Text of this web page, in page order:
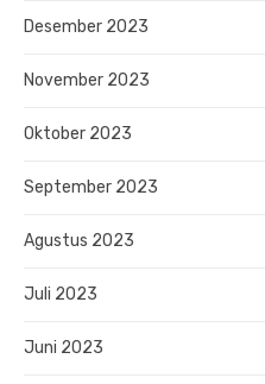
Desember 2023
November 2023
Oktober 2023
September 2023
Agustus 2023
Juli 2023
Juni 2023